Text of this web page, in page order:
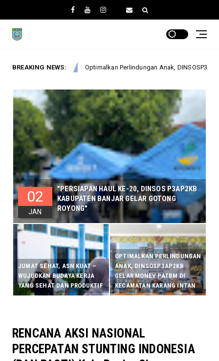
BREAKING NEWS:
Perlindungan Anak, DINSOSP3AP2KB Gelar Monev PATBM di
"PERSIAPAN HAUL KE-20, DINSOS P3AP2KB
KABUPATEN BANJAR GELAR GOTONG
ROYONG"
02
JAN
JUMAT SEHAT, ASN KUAT –
WUJUDKAN BUDAYA KERJA
YANG SEHAT DAN PRODUKTIF
OPTIMALKAN PERLINDUNGAN
ANAK, DINSOSP3AP2KB
GELAR MONEV PATBM DI
KECAMATAN KARANG INTAN
RENCANA AKSI NASIONAL
PERCEPATAN STUNTING INDONESIA